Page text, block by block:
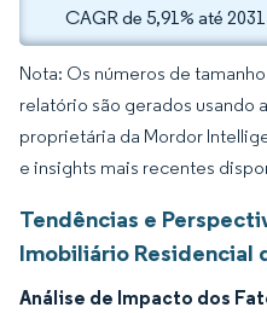
CAGR de 5,91% até
Nota: Os números de
relatório são gerados usando
proprietária da Mordor
e insights mais recentes
Tendências e
Imobiliário Residencial
Análise de Impacto dos